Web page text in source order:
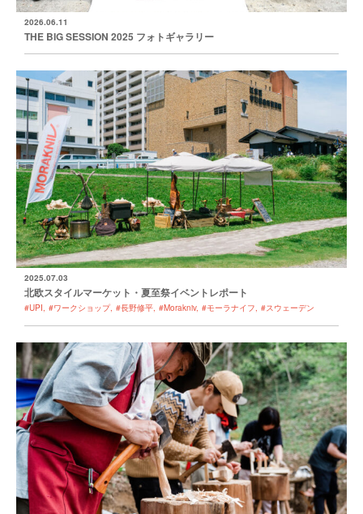
2026.06.11
THE BIG SESSION 2025 フォトギャラリー
2025.07.03
北欧スタイルマーケット・夏至祭イベントレポート
#UPI #ワークショップ #長野修平 #Morakniv #モーラナイフ #スウェーデン